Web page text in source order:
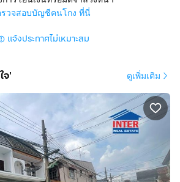
แหง
ร xxxxxx252
รวจสอบบัญชีคนโกง ที่นี่
แจ้งประกาศไม่เหมาะสม
จ' ดูเพิ่มเติม